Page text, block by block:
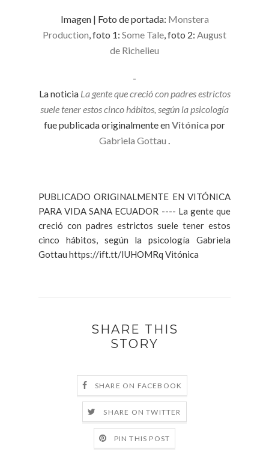
Imagen | Foto de portada: Monstera
Production, foto 1: Some Tale, foto 2: August
de Richelieu
-
La noticia La gente que creció con padres estrictos
suele tener estos cinco hábitos, según la psicología
fue publicada originalmente enVitónica por
Gabriela Gottau .
PUBLICADO ORIGINALMENTE EN VITÓNICA
PARA VIDA SANA ECUADOR ---- La gente que
creció con padres estrictos suele tener estos
cinco hábitos, según la psicología Gabriela
Gottau https://ift.tt/IUHOMRq Vitónica
SHARE THIS
STORY
SHARE ON FACEBOOK
SHARE ON TWITTER
PIN THIS POST